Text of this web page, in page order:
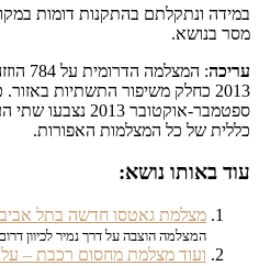
ונתקלתם בהתקנות דומות במקומות
בנושא.
: המצלמה
2013 כחלק משיפור התשתיות באזור.
ספטמבר-אוקטובר 2013
של כל המצלמות האפורות.
באותו נושא:
מצלמת גאטסו חדשה בתל אביב –
המצלמה הוצבה על דרך נמיר לכיוון דרום
ועוד מצלמת מחסום רכבת – על כביש 5511 ליד חוות רונית/